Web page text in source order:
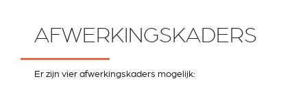
AFWERKINGSKADERS
Er zijn vier afwerkingskaders mogelijk: